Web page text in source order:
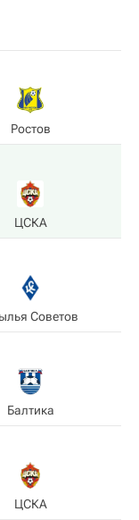
Ростов
ЦСКА
Советов
Балтика
ЦСКА